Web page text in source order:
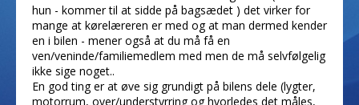
hun - kommer til at sidde på bagsædet ) det virker for
mange at kørelæreren er med og at man dermed kender
en i bilen - mener også at du må få en
ven/veninde/familiemedlem med men de må selvfølgelig
ikke sige noget..
En god ting er at øve sig grundigt på bilens dele (lygter,
motorrum, over/understyrring og hvorledes det måles,